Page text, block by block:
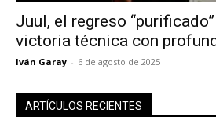
Juul, el regreso
victoria técnica con
Iván Garay - 6 de agosto de 2025
ARTÍCULOS RECIENTES